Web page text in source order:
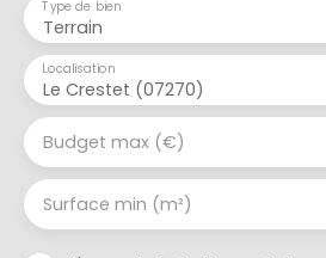
Terrain
Type de bien
Le Crestet (07270)
Localisation
Budget max (€)
Surface min (m²)